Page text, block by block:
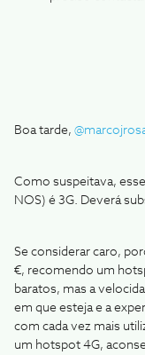
Boa tarde,
Como suspeitava,
NOS) é 3G. Deverá
Se considerar caro,
€, recomendo um
baratos, mas a
em que esteja e a
com cada vez mais
um hotspot 4G,